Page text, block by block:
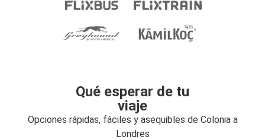
Qué esperar de tu
viaje
Opciones rápidas, fáciles y asequibles de Colonia a
Londres